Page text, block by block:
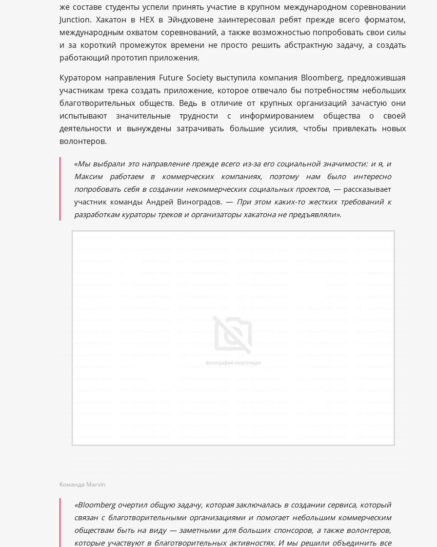
же составе студенты успели принять участие в крупном международном соревновании
Junction. Хакатон в HEX в Эйндховене заинтересовал ребят прежде всего форматом,
международным охватом соревнований, а также возможностью попробовать свои силы
и за короткий промежуток времени не просто решить абстрактную задачу, а создать
работающий прототип приложения.
Куратором направления Future Society выступила компания Bloomberg, предложившая
участникам трека создать приложение, которое отвечало бы потребностям небольших
благотворительных обществ. Ведь в отличие от крупных организаций зачастую они
испытывают значительные трудности с информированием общества о своей
деятельности и вынуждены затрачивать большие усилия, чтобы привлекать новых
волонтеров.
«Мы выбрали это направление прежде всего из-за его социальной значимости: и я, и
Максим работаем в коммерческих компаниях, поэтому нам было интересно
попробовать себя в создании некоммерческих социальных проектов, — рассказывает
участник команды Андрей Виноградов. — При этом каких-то жестких требований к
разработкам кураторы трекови организаторы хакатона не предъявляли».
Команда Marvin
«Bloomberg очертил общую задачу, которая заключалась в создании сервиса, который
связан с благотворительными организациями и помогает небольшим коммерческим
обществам быть на виду — заметными для больших спонсоров, а также волонтеров,
которые участвуют в благотворительных активностях. И мы решили объединить все